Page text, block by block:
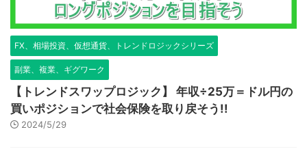
FX、相場投資、仮想通貨、トレンドロジックシリーズ
副業、複業、ギグワーク
【トレンドスワップロジック】 年収÷25万＝ドル円の
買いポジションで社会保険を取り戻そう!!
2024/5/29